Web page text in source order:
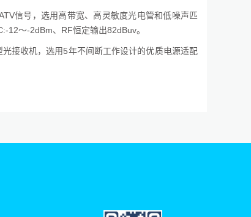
信号，选用高带宽、高灵敏度光电管和低噪声匹
12～-2dBm、RF恒定输出82dBuv。
接收机，选用5年不间断工作设计的优质电源适配